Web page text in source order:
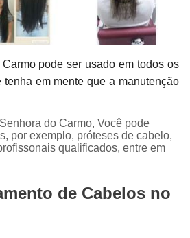
Naturais Femininas
Perucas
Perucas para Alopecia
Perucas
Perucas para Quimioterapia
sob Medida
Perucas sob
Front Lace Cacheada
Peruca
Front Lace Natural
Peruca
Peruca Full Lace Cabelo
pode ser usado em todos os
em mente que a manutenção
do Carmo, Você pode
por exemplo, próteses de cabelo,
qualificados, entre em
de Cabelos no